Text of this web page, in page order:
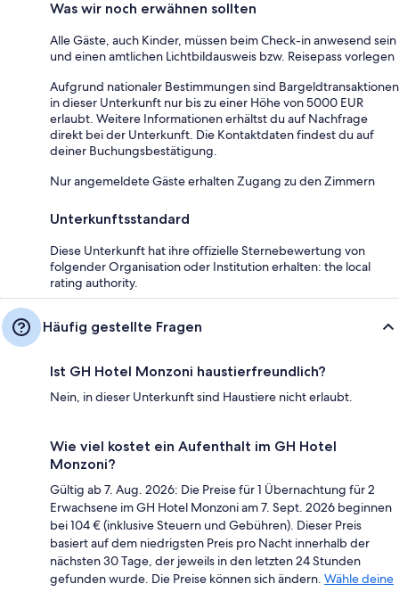
Was wir noch erwähnen sollten
Alle Gäste, auch Kinder, müssen beim Check-in anwesend sein
und einen amtlichen Lichtbildausweis bzw. Reisepass vorlegen
Aufgrund nationaler Bestimmungen sind Bargeldtransaktionen
in dieser Unterkunft nur bis zu einer Höhe von 5000 EUR
erlaubt. Weitere Informationen erhältst du auf Nachfrage
direkt bei der Unterkunft. Die Kontaktdaten findest du auf
deiner Buchungsbestätigung.
Nur angemeldete Gäste erhalten Zugang zu den Zimmern
Unterkunftsstandard
Diese Unterkunft hat ihre offizielle Sternebewertung von
folgender Organisation oder Institution erhalten: the local
rating authority.
Häufig gestellte Fragen
Ist GH Hotel Monzoni haustierfreundlich?
Nein, in dieser Unterkunft sind Haustiere nicht erlaubt.
Wie viel kostet ein Aufenthalt im GH Hotel
Monzoni?
Gültig ab 7. Aug. 2026: Die Preise für 1 Übernachtung für 2
Erwachsene im GH Hotel Monzoni am 7. Sept. 2026 beginnen
bei 104 € (inklusive Steuern und Gebühren). Dieser Preis
basiert auf dem niedrigsten Preis pro Nacht innerhalb der
nächsten 30 Tage, der jeweils in den letzten 24 Stunden
gefunden wurde. Die Preise können sich ändern. Wähle deine